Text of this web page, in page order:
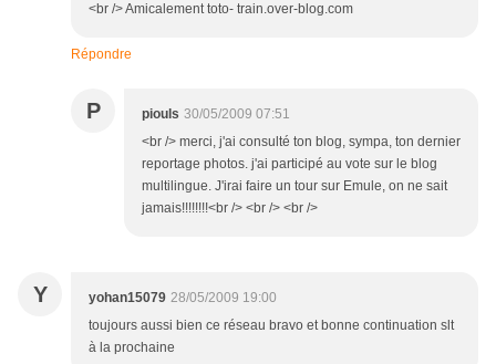
<br /> Amicalement toto- train.over-blog.com
Répondre
P piouls 30/05/2009 07:51
<br /> merci, j'ai consulté ton blog, sympa, ton dernier
reportage photos. j'ai participé au vote sur le blog
multilingue. J'irai faire un tour sur Emule, on ne sait
jamais!!!!!!!!<br /> <br /> <br />
Y yohan15079 28/05/2009 19:00
toujours aussi bien ce réseau bravo et bonne continuation slt
à la prochaine